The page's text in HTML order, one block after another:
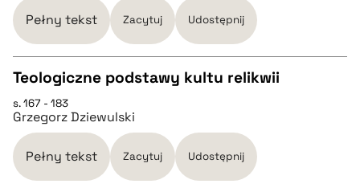
pobierz cytat
BIBTEX
pobierz cytat
Pełny tekst Zacytuj Udostępnij
CZYSTY TEKST
pobierz cytat
Teologiczne podstawy kultu relikwii
s. 167 - 183
Grzegorz Dziewulski
Pełny tekst Zacytuj Udostępnij